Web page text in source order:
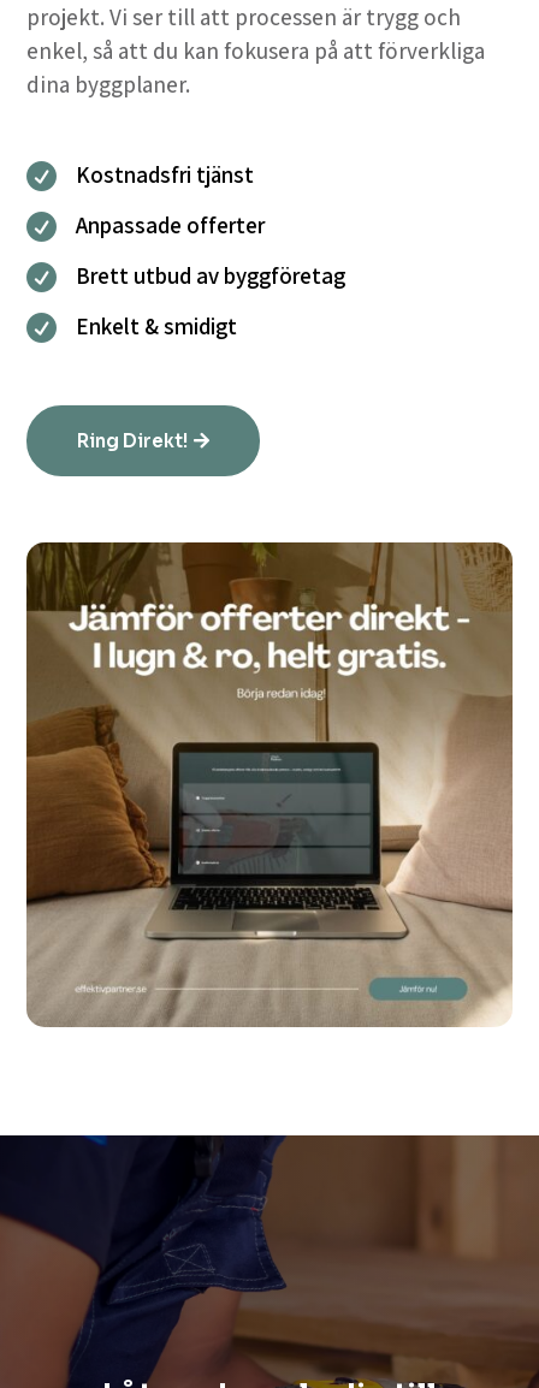
projekt. Vi ser till att processen är trygg och
enkel, så att du kan fokusera på att förverkliga
dina byggplaner.
 Kostnadsfri tjänst
 Anpassade offerter
 Brett utbud av byggföretag
 Enkelt & smidigt
Ring Direkt!